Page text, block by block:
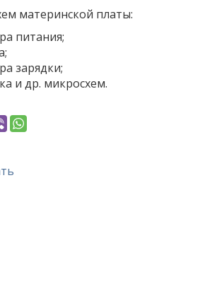
материнской платы:
питания;
зарядки;
и др. микросхем.